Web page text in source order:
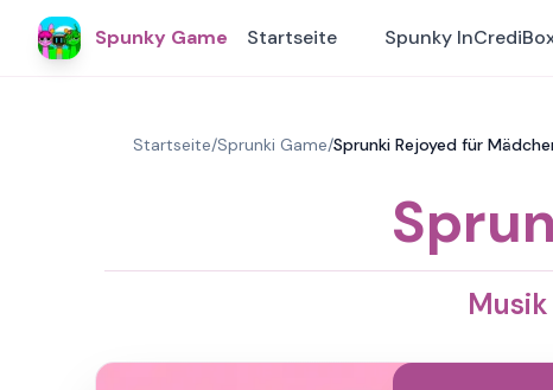
Spunky Game Startseite Spunky
Startseite/Sprunki Game/Sprunki Rejoyed für